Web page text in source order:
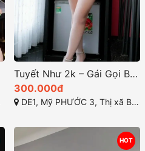
Tuyết Như 2k – Gái Gọi Bến Cát: Một Nét Đẹp Cá Tính Nhiệt Tình
300.000đ
DE1, Mỹ PHƯỚC 3, Thị xã Bến Cát, Bình Dương
HOT